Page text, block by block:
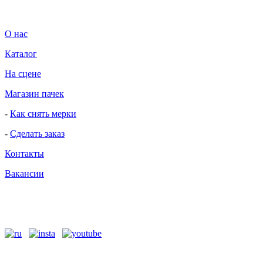
О нас
Каталог
На сцене
Магазин пачек
- Как снять мерки
- Сделать заказ
Контакты
Вакансии